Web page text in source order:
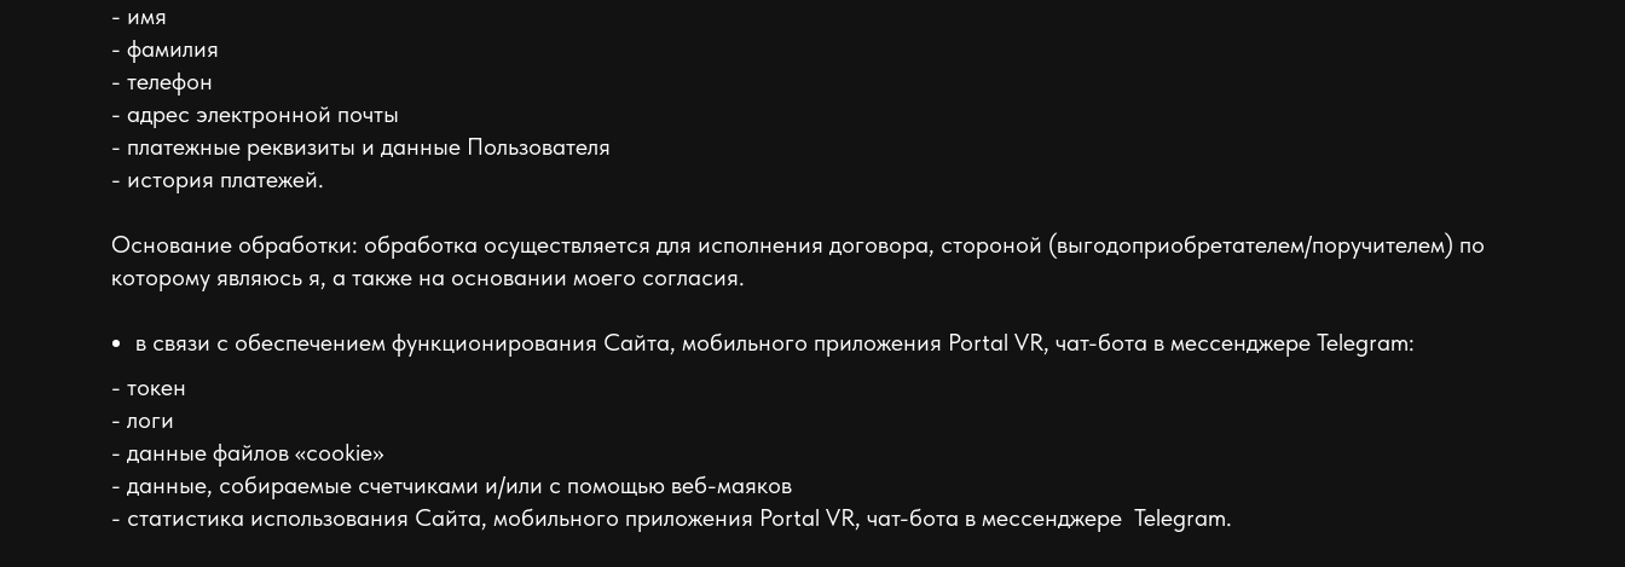
- имя
- фамилия
- телефон
- адрес электронной почты
- платежные реквизиты и данные Пользователя
- история платежей.
Основание обработки: обработка осуществляется для исполнения договора, стороной (выгодоприобретателем/поручителем) по
которому являюсь я, а также на основании моего согласия.
в связи с обеспечением функционирования Сайта, мобильного приложения Portal VR, чат-бота в мессенджере Telegram:
- токен
- логи
- данные файлов «cookie»
- данные, собираемые счетчиками и/или с помощью веб-маяков
- статистика использования Сайта, мобильного приложения Portal VR, чат-бота в мессенджере Telegram.